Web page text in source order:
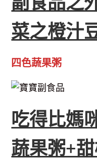
菜之橙汁
四色蔬果粥
吃得比媽
蔬果粥+